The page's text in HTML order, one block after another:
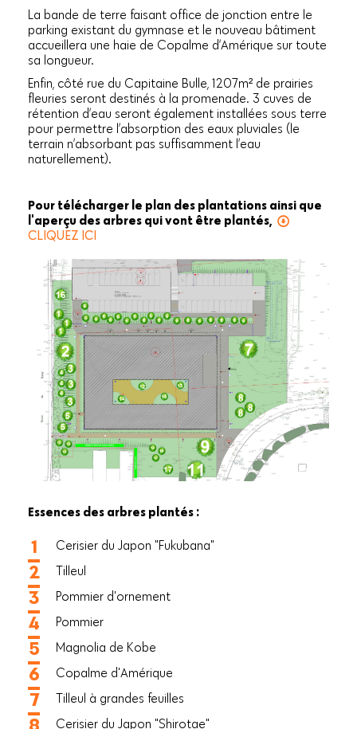
La bande de terre faisant office de jonction entre le
parking existant du gymnase et le nouveau bâtiment
accueillera une haie de Copalme d’Amérique sur toute
sa longueur.
Enfin, côté rue du Capitaine Bulle, 1207m² de prairies
fleuries seront destinés à la promenade. 3 cuves de
rétention d’eau seront également installées sous terre
pour permettre l’absorption des eaux pluviales (le
terrain n’absorbant pas suffisamment l’eau
naturellement).
Pour télécharger le plan des plantations ainsi que
l'aperçu des arbres qui vont être plantés,
CLIQUEZ ICI
Essences des arbres plantés :
Cerisier du Japon "Fukubana"
Tilleul
Pommier d'ornement
Pommier
Magnolia de Kobe
Copalme d'Amérique
Tilleul à grandes feuilles
Cerisier du Japon "Shirotae"